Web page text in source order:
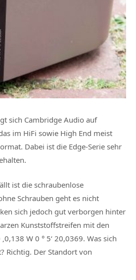
sich Cambridge Audio auf
im HiFi sowie High End meist
Dabei ist die Edge-Serie sehr
ist die schraubenlose
Schrauben geht es nicht
sich jedoch gut verborgen hinter
Kunststoffstreifen mit den
W 0 ° 5‘ 20,0369. Was sich
Richtig. Der Standort von